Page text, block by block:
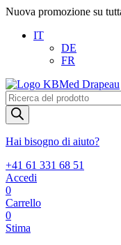
Nuova promozione su
IT
DE
FR
Products
search
Hai bisogno di aiuto?
+41 61 331 68 51
Accedi
0
Carrello
0
Stima